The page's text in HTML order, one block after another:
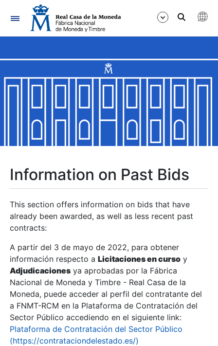
Navigation
Show/Hide
Show/Hide
Show/Hide
Show/Hide
Show/Hide
Information on Past Bids
This section offers information on bids that have
already been awarded, as well as less recent past
contracts:
A partir del 3 de mayo de 2022, para obtener
información respecto a Licitaciones en curso y
Adjudicaciones ya aprobadas por la Fábrica
Nacional de Moneda y Timbre - Real Casa de la
Moneda, puede acceder al perfil del contratante del
a FNMT-RCM en la Plataforma de Contratación del
Sector Público accediendo en el siguiente link:
Plataforma de Contratación del Sector Público
(https://contrataciondelestado.es/)